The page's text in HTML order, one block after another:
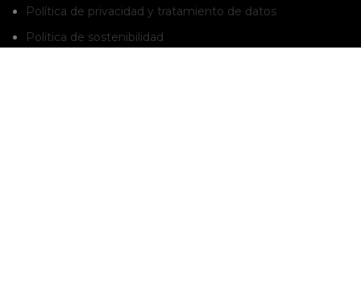
Política de privacidad y tratamiento de datos
Política de sostenibilidad